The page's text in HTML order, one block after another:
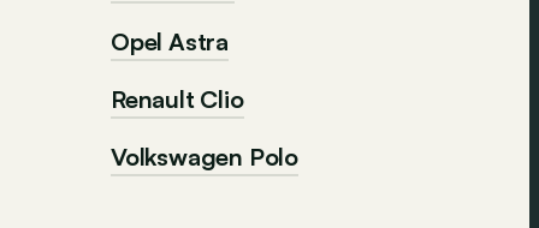
Opel Astra
Renault Clio
Volkswagen Polo